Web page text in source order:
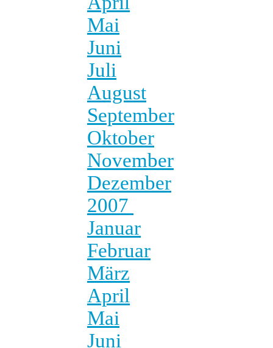
Mai
Juni
Juli
August
September
Oktober
November
Dezember
2007
Januar
Februar
März
April
Mai
Juni